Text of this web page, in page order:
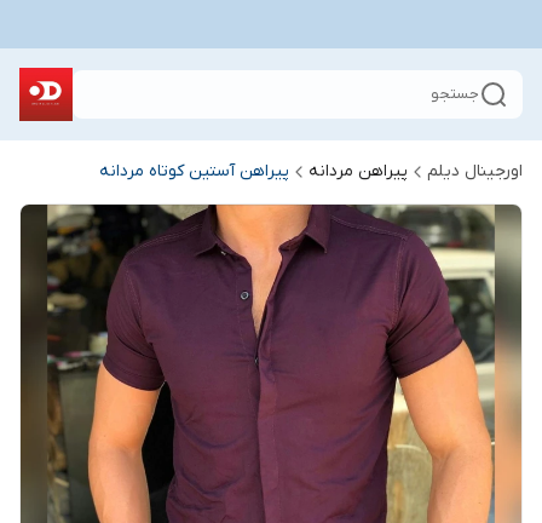
جستجو
اورجینال دیلم پیراهن مردانه پیراهن آستین کوتاه مردانه